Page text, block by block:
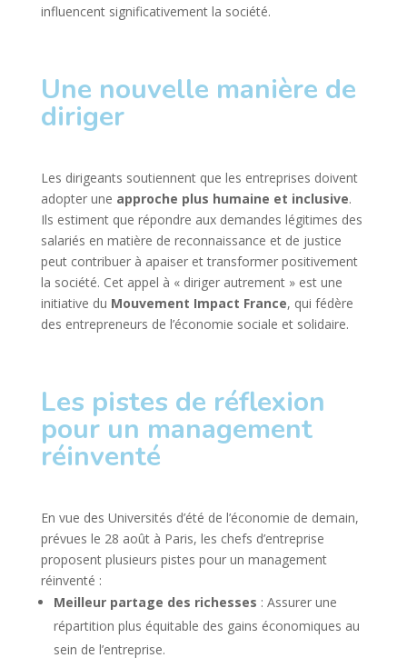
influencent significativement la société.
Une nouvelle manière de
diriger
Les dirigeants soutiennent que les entreprises doivent
adopter une approche plus humaine et inclusive.
Ils estiment que répondre aux demandes légitimes des
salariés en matière de reconnaissance et de justice
peut contribuer à apaiser et transformer positivement
la société. Cet appel à « diriger autrement » est une
initiative du Mouvement Impact France, qui fédère
des entrepreneurs de l’économie sociale et solidaire.
Les pistes de réflexion
pour un management
réinventé
En vue des Universités d’été de l’économie de demain,
prévues le 28 août à Paris, les chefs d’entreprise
proposent plusieurs pistes pour un management
réinventé :
Meilleur partage des richesses : Assurer une
répartition plus équitable des gains économiques au
sein de l’entreprise.